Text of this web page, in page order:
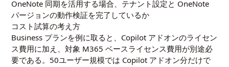
OneNote 同期を活用する場合、テナント設定と OneNote
バージョンの動作検証を完了しているか
コスト試算の考え方
Business プランを例に取ると、Copilot アドオンのライセン
ス費用に加え、対象 M365 ベースライセンス費用が別途必
要である。50ユーザー規模では Copilot アドオン分だけで